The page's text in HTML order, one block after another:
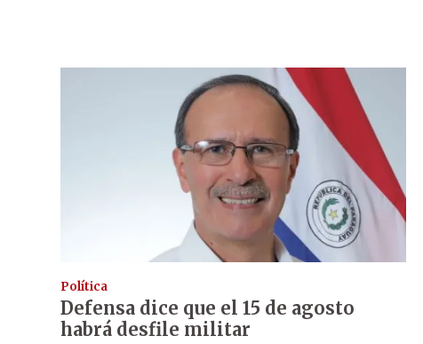
Política
Defensa dice que el 15 de agosto
habrá desfile militar